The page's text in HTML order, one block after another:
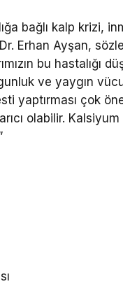
bağlı kalp krizi,
Erhan Ayşan,
bu hastalığı
ve yaygın
yaptırması çok
olabilir.